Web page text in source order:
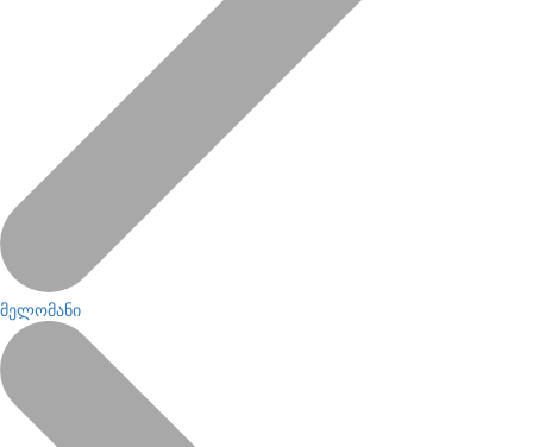
მელომანი